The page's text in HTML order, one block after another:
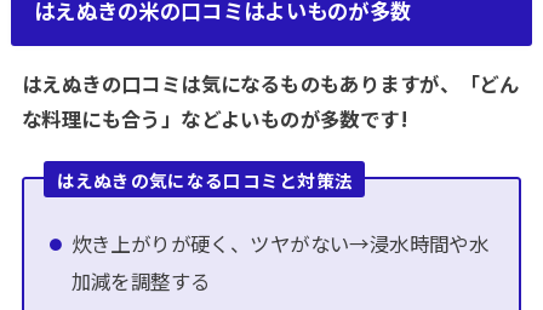
はえぬきの米の口コミはよいものが多数
はえぬきの口コミは気になるものもありますが、「どん
な料理にも合う」などよいものが多数です!
はえぬきの気になる口コミと対策法
炊き上がりが硬く、ツヤがない→浸水時間や水
加減を調整する